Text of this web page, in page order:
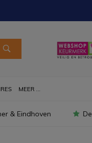
MEER ...
& Eindhoven